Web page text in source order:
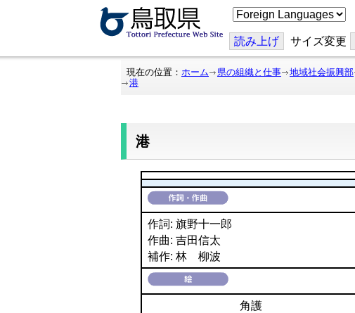
こ
の
ジ
を
翻
読み上げ サイズ変更
現在の位置： ホーム 県の組織と仕事 地域社会振興部
港
港
作詞: 旗野十一郎
作曲: 吉田信太
補作: 林 柳波
角護